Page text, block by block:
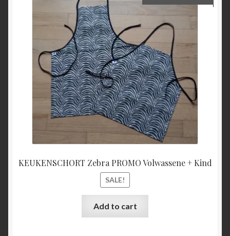
KEUKENSCHORT Zebra PROMO Volwassene + Kind
SALE!
price
was:
€27,00.
price
Add to cart